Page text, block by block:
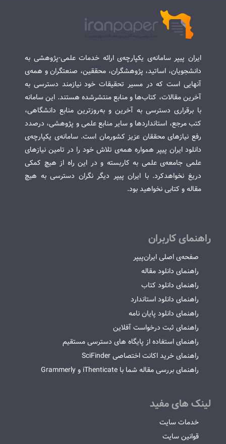
ایران پیپر سامانه‌ی یکپارچه‌ی ارائه خدمات علمی-پژوهشی به
دانشجویان، اساتید، پژوهشگران، محققین، صنعتگران و همه‌ی
آنهایی است که در مسیر تحقیقات خود نیازمند دسترسی به
آخرین مقالات، کتاب‌ها و منابع منتشرشده هستند. این سامانه
با برقراری دسترسی به آخرین و به‌روزترین منابع دانشگاهی،
کتب مرجع، استانداردها و سایر منابع علمی و پژوهشی، درصدد
رفع نیازهای محققان عزیز کشورمان است. سامانه‌ی یکپارچه‌ی
دانلود ایران پیپر همواره همه‌ی تلاش خود را در تامین نیازهای
علمی جامعه‌ی علمی به کاربسته و در این راه از هیچ کمکی
دریغ نخواهدکرد. با ایران پیپر دیگر نگران دسترسی به هیچ
مقاله و کتابی نخواهید بود.
راهنمای کاربران
صفحه‌ی اصلی ایران‌پیپر
راهنمای دانلود مقاله
راهنمای دانلود کتاب
راهنمای دانلود استاندارد
راهنمای دانلود پایان نامه
راهنمای ثبت درخواست آفلاین
راهنمای استفاده از پایگاه های دسترسی مستقیم
راهنمای خرید اکانت اختصاصی SciFinder
راهنمای بررسی مقاله شما با iThenticate و Grammerly
لینک های مفید
خدمات سایت
قوانین سایت